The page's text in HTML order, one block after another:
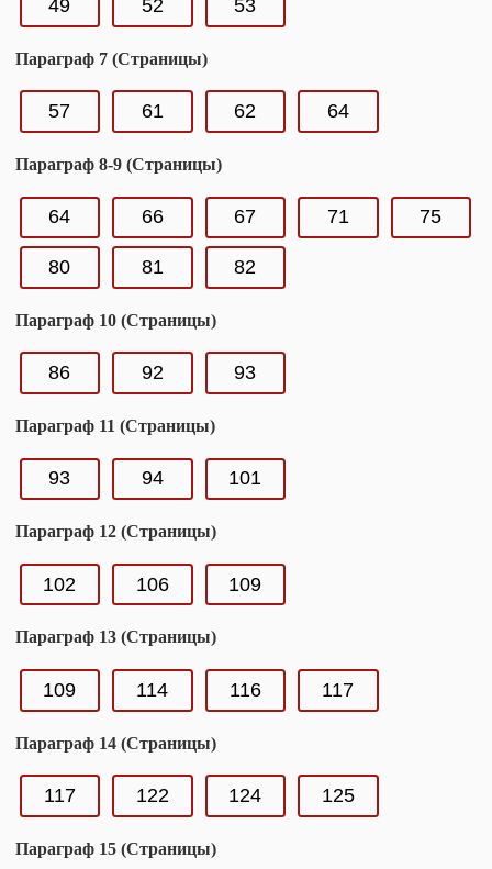
49 52 53
Параграф 7 (Страницы)
57 61 62 64
Параграф 8-9 (Страницы)
64 66 67 71 75
80 81 82
Параграф 10 (Страницы)
86 92 93
Параграф 11 (Страницы)
93 94 101
Параграф 12 (Страницы)
102 106 109
Параграф 13 (Страницы)
109 114 116 117
Параграф 14 (Страницы)
117 122 124 125
Параграф 15 (Страницы)